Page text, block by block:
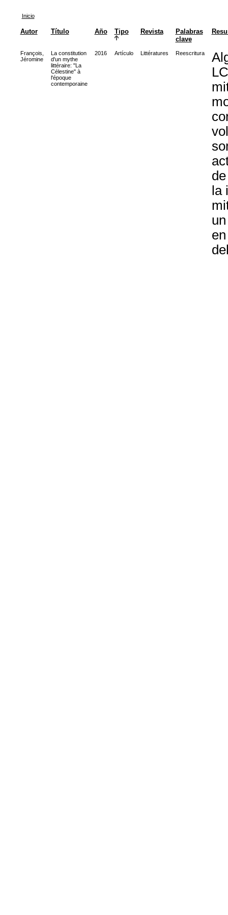
Inicio
Autor Título Año Tipo Revista
Palabras
clave
François,
Jéromine
La constitution
d'un mythe
littéraire: "La
Célestine" à
l'époque
contemporaine
2016 Artículo Littératures Reescritura
la